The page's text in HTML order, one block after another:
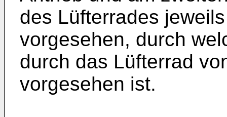
des Lüfterrades
vorgesehen, durch
durch das Lüfterrad
vorgesehen ist.